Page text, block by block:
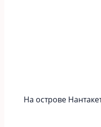
На острове